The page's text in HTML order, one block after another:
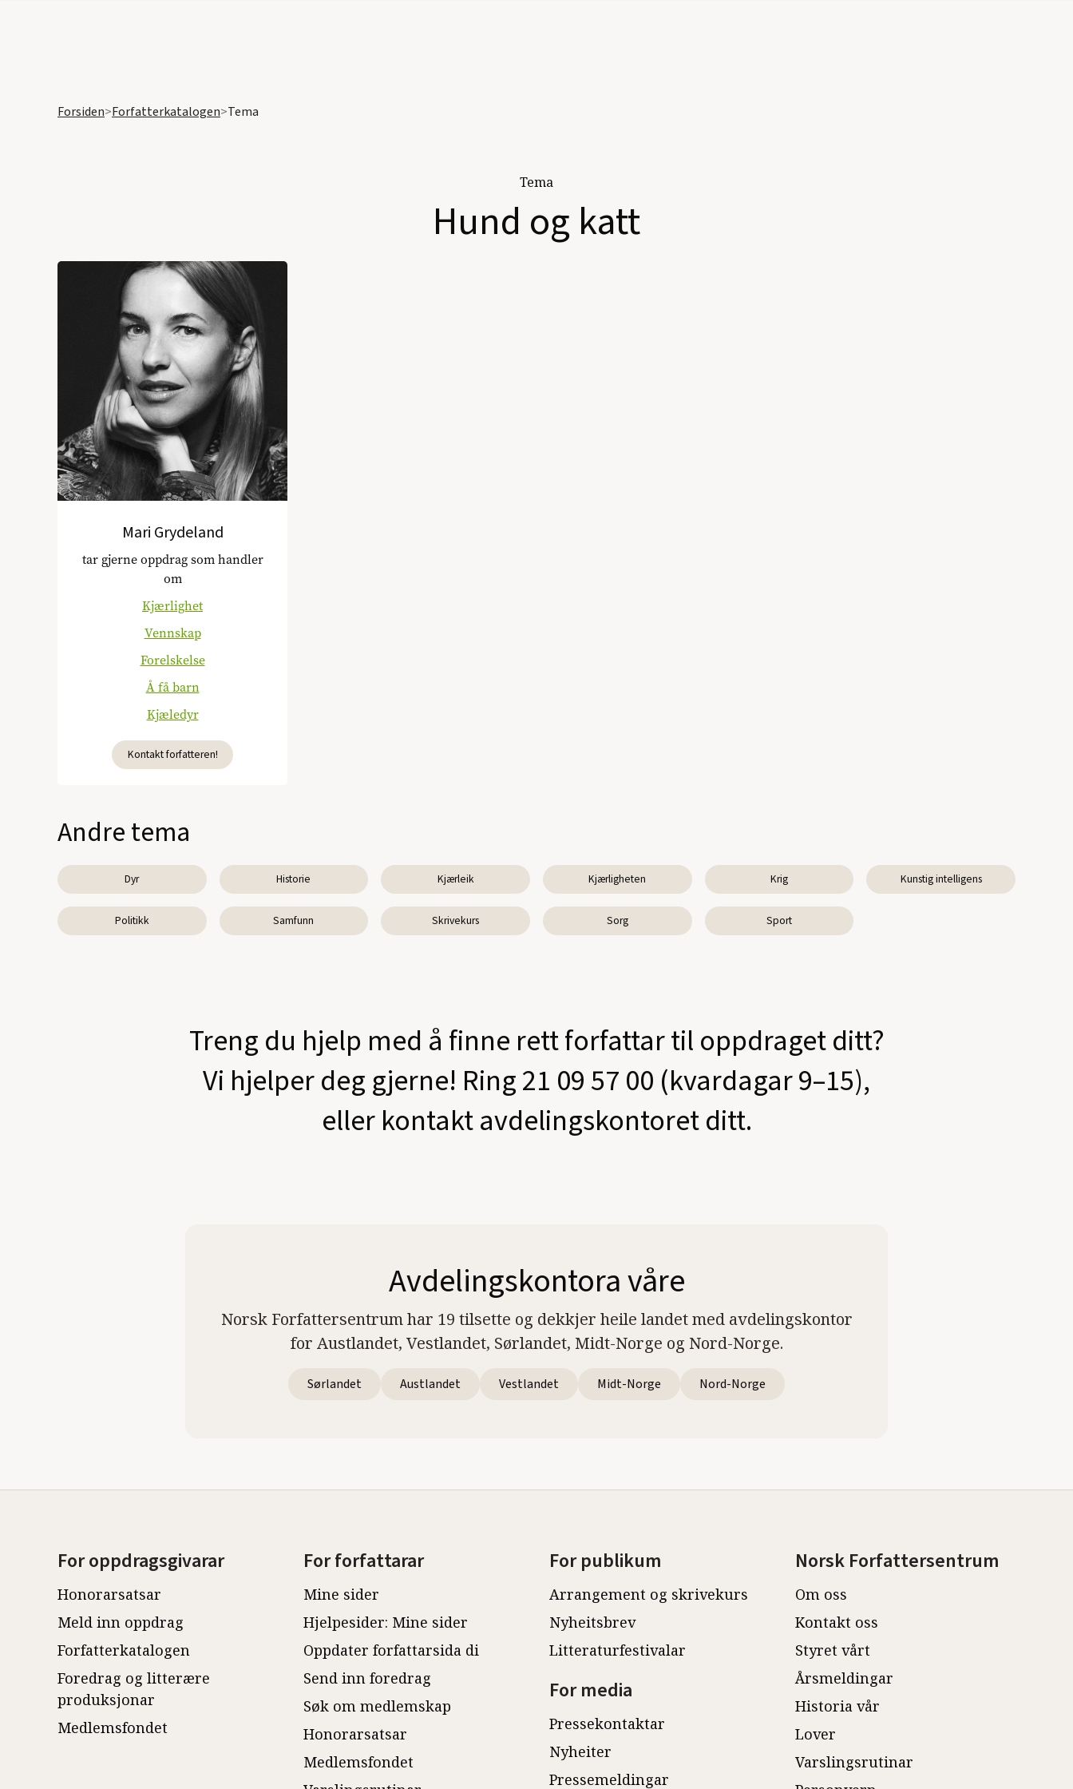
Forsiden>Forfatterkatalogen>Tema
Tema
Hund og katt
Mari Grydeland
tar gjerne oppdrag som handler
om
Kjærlighet
Vennskap
Forelskelse
Å få barn
Kjæledyr
Kontakt forfatteren!
Andre tema
Dyr Historie Kjærleik Kjærligheten Krig Kunstig intelligens
Politikk Samfunn Skrivekurs Sorg Sport
Treng du hjelp med å finne rett forfattar til oppdraget ditt?
Vi hjelper deg gjerne! Ring 21 09 57 00 (kvardagar 9–15),
eller kontakt avdelingskontoret ditt.
Avdelingskontora våre
Norsk Forfattersentrum har 19 tilsette og dekkjer heile landet med avdelingskontor
for Austlandet, Vestlandet, Sørlandet, Midt-Norge og Nord-Norge.
Sørlandet Austlandet Vestlandet Midt-Norge Nord-Norge
For oppdragsgivarar
Honorarsatsar
Meld inn oppdrag
Forfatterkatalogen
Foredrag og litterære
produksjonar
Medlemsfondet
For forfattarar
Mine sider
Hjelpesider: Mine sider
Oppdater forfattarsida di
Send inn foredrag
Søk om medlemskap
Honorarsatsar
Medlemsfondet
For publikum
Arrangement og skrivekurs
Nyheitsbrev
Litteraturfestivalar
For media
Pressekontaktar
Nyheiter
Pressemeldingar
Norsk Forfattersentrum
Om oss
Kontakt oss
Styret vårt
Årsmeldingar
Historia vår
Lover
Varslingsrutinar